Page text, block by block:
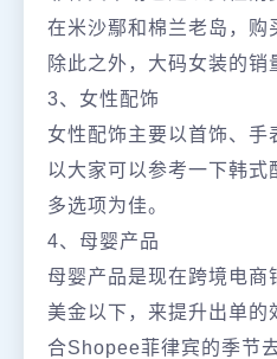
在米沙鄢和棉兰老岛，购
除此之外，大码女装的销
3、女性配饰
女性配饰主要以首饰、
以大家可以参考一下韩式
多选项为佳。
4、母婴产品
母婴产品是现在跨境电
美金以下，来提升出单
合Shopee菲律宾的季节